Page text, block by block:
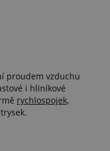
proudem vzduchu
i hliníkové
rychlospojek,